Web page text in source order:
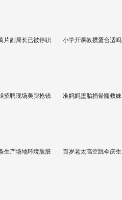
片副局长已被停职 小学开课教掼蛋合适吗
招聘现场美腿抢镜 准妈妈堕胎捐骨髓救妹
生产场地环境肮脏 百岁老太高空跳伞庆生